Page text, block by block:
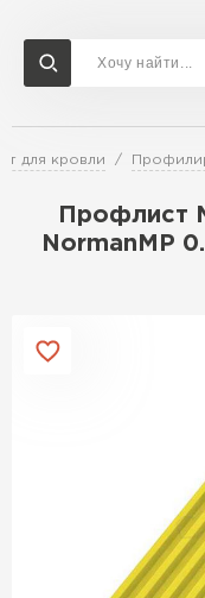
для кровли
Профлист
NormanMP
Сервисы расчета
Расчет
Расчет водостока
Расчет софитов
Расчет кровли из
Расчет кровли из